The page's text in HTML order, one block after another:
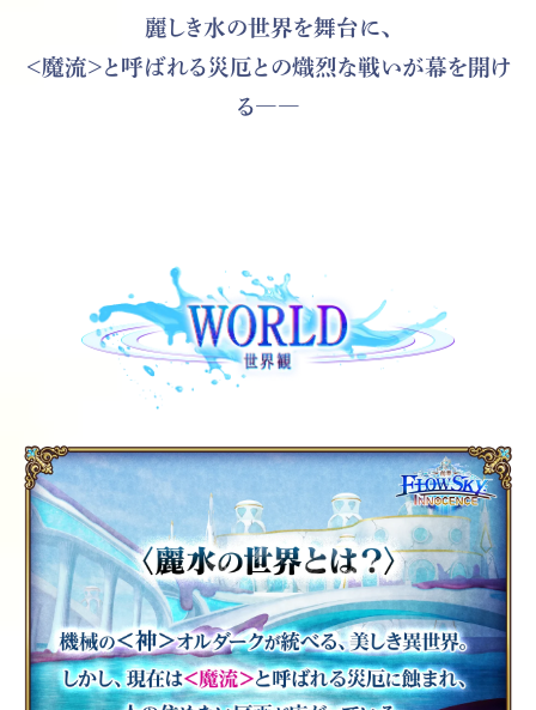
麗しき水の世界を舞台に、
＜魔流＞と呼ばれる災厄との熾烈な戦いが幕を開け
る――